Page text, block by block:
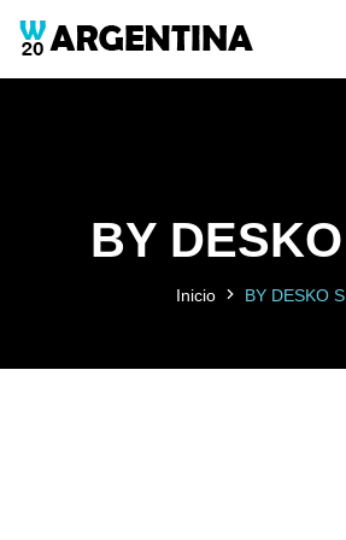
BY
Inicio BY DESKO